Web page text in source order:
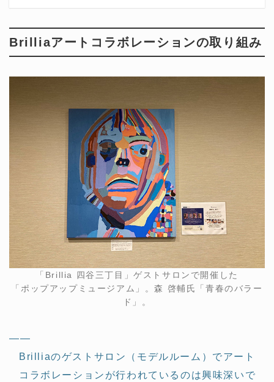
Brilliaアートコラボレーションの取り組み
「Brillia 四谷三丁目」ゲストサロンで開催した
「ポップアップミュージアム」。森 啓輔氏「青春のバラー
ド」。
——
Brilliaのゲストサロン（モデルルーム）でアート
コラボレーションが行われているのは興味深いで